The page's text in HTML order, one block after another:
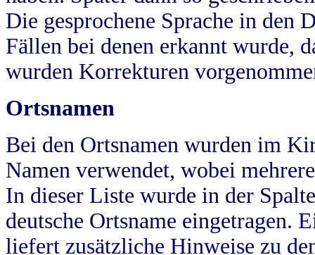
Die gesprochene Sprache in
Fällen bei denen erkannt wurde,
wurden Korrekturen
Ortsnamen
Bei den Ortsnamen wurden im
Namen verwendet, wobei
In dieser Liste wurde in der
deutsche Ortsname eingetragen.
liefert zusätzliche Hinweise zu